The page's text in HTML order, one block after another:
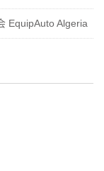
EquipAuto Algeria